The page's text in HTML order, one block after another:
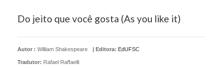
Do jeito que você gosta (As you like it)
Autor : William Shakespeare
Tradutor: Rafael Raffaelli
| Editora: EdUFSC